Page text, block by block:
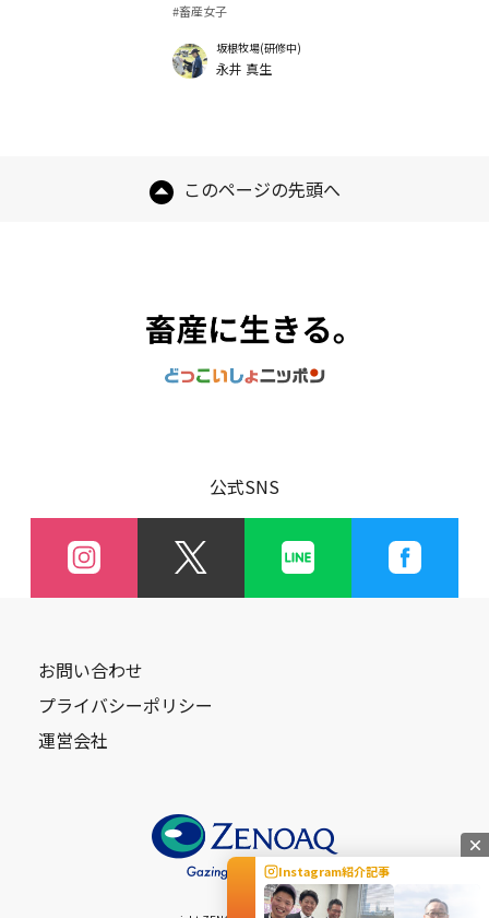
#畜産女子
坂根牧場(研修中)
永井 真生
このページの先頭へ
公式SNS
お問い合わせ
プライバシーポリシー
運営会社
Instagram紹介記事